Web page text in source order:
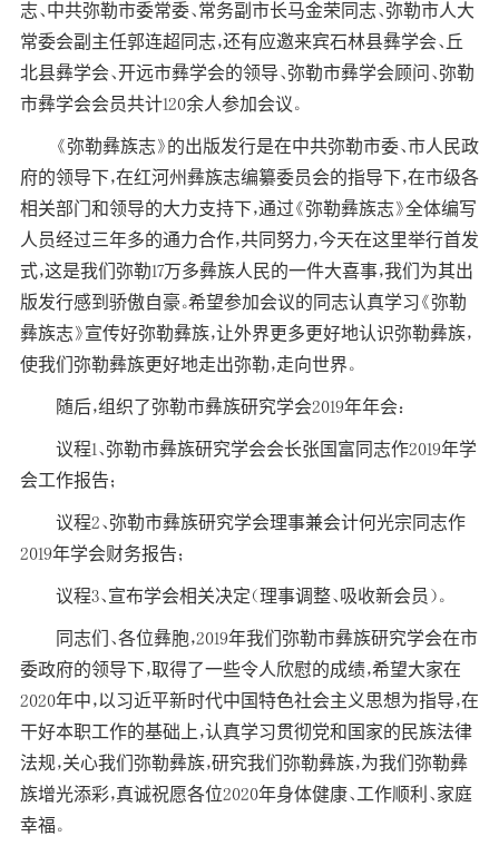
志、中共弥勒市委常委、常务副市长马金荣同志、弥勒市人大
常委会副主任郭连超同志，还有应邀来宾石林县彝学会、丘
北县彝学会、开远市彝学会的领导、弥勒市彝学会顾问、弥勒
市彝学会会员共计120余人参加会议。
《弥勒彝族志》的出版发行是在中共弥勒市委、市人民政
府的领导下，在红河州彝族志编纂委员会的指导下，在市级各
相关部门和领导的大力支持下，通过《弥勒彝族志》全体编写
人员经过三年多的通力合作，共同努力，今天在这里举行首发
式，这是我们弥勒17万多彝族人民的一件大喜事，我们为其出
版发行感到骄傲自豪。希望参加会议的同志认真学习《弥勒
彝族志》宣传好弥勒彝族，让外界更多更好地认识弥勒彝族，
使我们弥勒彝族更好地走出弥勒，走向世界。
随后，组织了弥勒市彝族研究学会2019年年会：
议程1、弥勒市彝族研究学会会长张国富同志作2019年学
会工作报告；
议程2、弥勒市彝族研究学会理事兼会计何光宗同志作
2019年学会财务报告；
议程3、宣布学会相关决定（理事调整、吸收新会员）。
同志们、各位彝胞，2019年我们弥勒市彝族研究学会在市
委政府的领导下，取得了一些令人欣慰的成绩，希望大家在
2020年中，以习近平新时代中国特色社会主义思想为指导，在
干好本职工作的基础上，认真学习贯彻党和国家的民族法律
法规，关心我们弥勒彝族，研究我们弥勒彝族，为我们弥勒彝
族增光添彩，真诚祝愿各位2020年身体健康、工作顺利、家庭
幸福。